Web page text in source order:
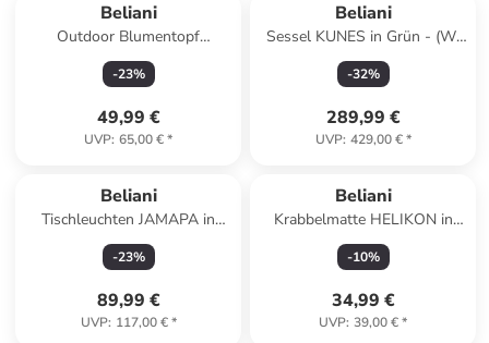
Beliani
Outdoor Blumentopf
BANEBERRY in Beige - (W) 24
x (H) 75 x (L) 24 cm
-23%
49,99 €
UVP: 65,00 €*
Beliani
Sessel KUNES in Grün - (W)
124 x (H) 78 x (L) 94 cm
-32%
289,99 €
UVP: 429,00 €*
Beliani
Tischleuchten JAMAPA in
Weiß/Blau - (W) 32 x (H) 50 x
(L) 32 cm
-23%
89,99 €
UVP: 117,00 €*
Beliani
Krabbelmatte HELIKON in
Weiß - (W) 110 x (H) 3 x (L)
110 cm
-10%
34,99 €
UVP: 39,00 €*